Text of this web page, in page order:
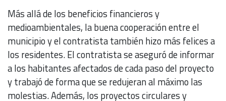
Más allá de los beneficios financieros y
medioambientales, la buena cooperación entre el
municipio y el contratista también hizo más felices a
los residentes. El contratista se aseguró de informar
a los habitantes afectados de cada paso del proyecto
y trabajó de forma que se redujeran al máximo las
molestias. Además, los proyectos circulares y